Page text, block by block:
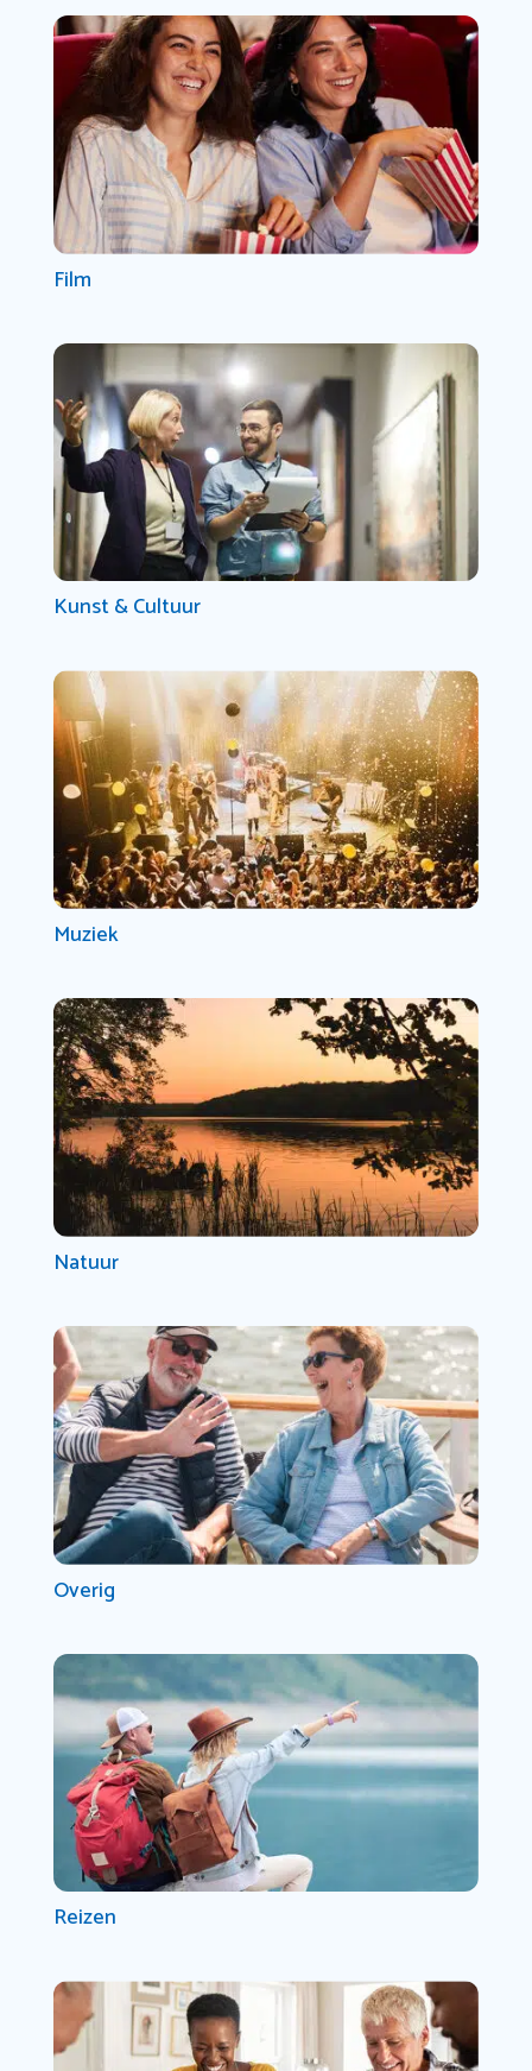
Film
Kunst & Cultuur
Muziek
Natuur
Overig
Reizen